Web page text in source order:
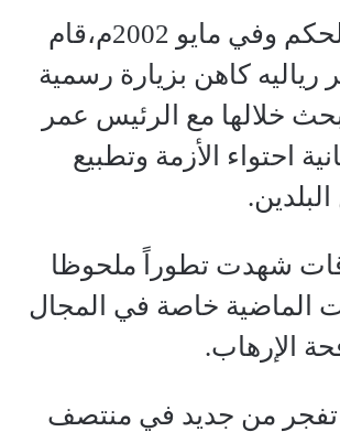
وبعد توليه لـلحكم وفي مايو 2002م،قام
رياليه كاهن بزيارة رسمية
خلالها مع الرئيس عمر
احتواء الأزمة وتطبيع
البلدين.
شهدت تطوراً ملحوظا
الماضية خاصة في المجال
الإرهاب.
تفجر من جديد في منتصف